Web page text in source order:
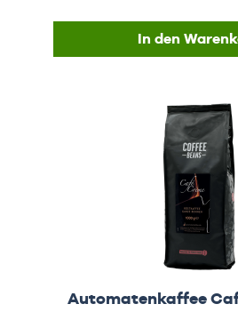
In den
Automatenkaffee